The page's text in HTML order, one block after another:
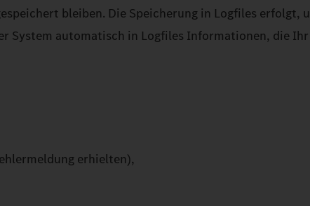
bleiben. Die Speicherung in Logfiles
System automatisch in Logfiles Informationen, die
erhielten),